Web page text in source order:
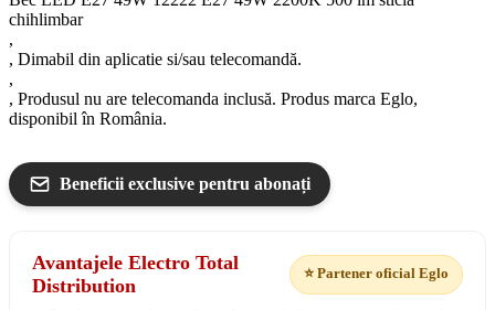
chihlimbar
,
, Dimabil din aplicatie si/sau telecomandă.
,
, Produsul nu are telecomanda inclusă. Produs marca Eglo,
disponibil în România.
Beneficii exclusive pentru abonați
Avantajele Electro Total
Distribution
⭐ Partener oficial Eglo